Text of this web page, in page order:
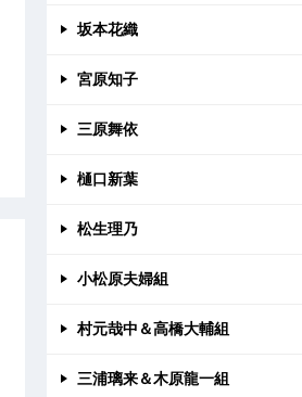
坂本花織
宮原知子
三原舞依
樋口新葉
松生理乃
小松原夫婦組
村元哉中＆高橋大輔組
三浦璃来＆木原龍一組